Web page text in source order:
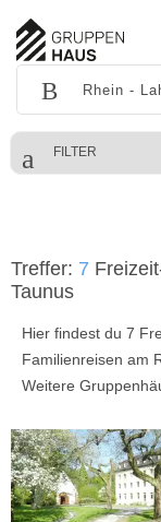
FILTER
Treffer: 7
Taunus
Hier findest du 7
Familienreisen am
Weitere